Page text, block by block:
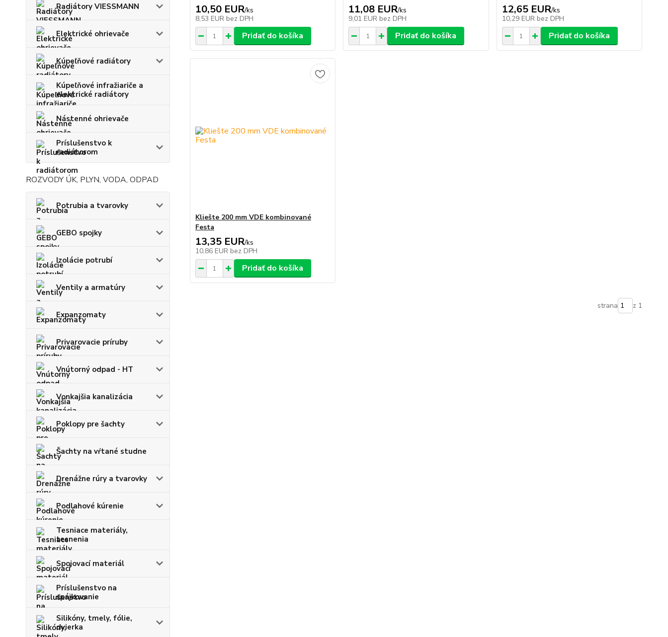
Radiátory VIESSMANN
Elektrické ohrievače
Kúpeľňové radiátory
Kúpeľňové infražiariče a
elektrické radiátory
Nástenné ohrievače
Príslušenstvo k
radiátorom
ROZVODY ÚK, PLYN, VODA, ODPAD
Potrubia a tvarovky
GEBO spojky
Izolácie potrubí
Ventily a armatúry
Expanzomaty
Privarovacie príruby
Vnútorný odpad - HT
Vonkajšia kanalizácia
Poklopy pre šachty
Šachty na vŕtané studne
Drenážne rúry a tvarovky
Podlahové kúrenie
Tesniace materiály,
tesnenia
Spojovací materiál
Príslušenstvo na
spájkovanie
Silikóny, tmely, fólie,
dvierka
10,50 EUR/ks
8,53 EUR bez DPH
Pridať do košíka
11,08 EUR/ks
9,01 EUR bez DPH
Pridať do košíka
12,65 EUR/ks
10,29 EUR bez DPH
Pridať do košíka
Kliešte 200 mm VDE kombinované
Festa
13,35 EUR/ks
10,86 EUR bez DPH
Pridať do košíka
strana z 1